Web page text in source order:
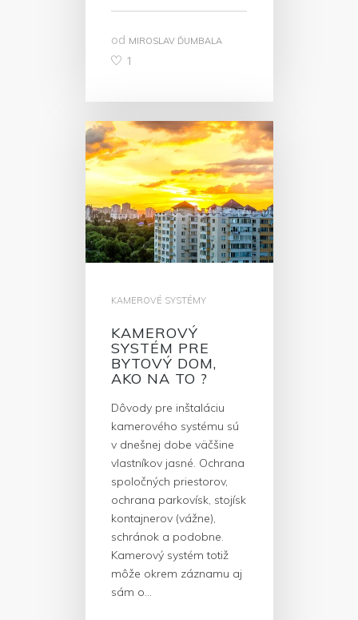
od MIROSLAV ĎUMBALA
1
KAMEROVÉ SYSTÉMY
KAMEROVÝ
SYSTÉM PRE
BYTOVÝ DOM,
AKO NA TO ?
Dôvody pre inštaláciu
kamerového systému sú
v dnešnej dobe väčšine
vlastníkov jasné. Ochrana
spoločných priestorov,
ochrana parkovísk, stojísk
kontajnerov (vážne),
schránok a podobne.
Kamerový systém totiž
môže okrem záznamu aj
sám o…